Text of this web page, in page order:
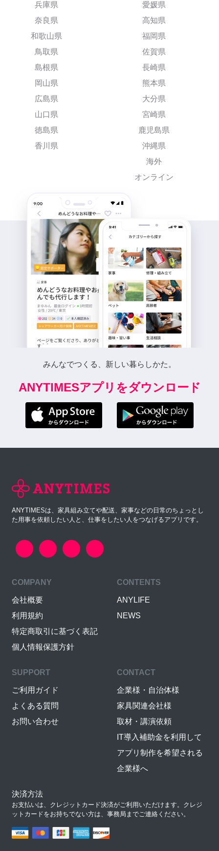
兵庫県
奈良県
和歌山県
鳥取県
島根県
岡山県
広島県
山口県
徳島県
香川県
愛媛県
高知県
福岡県
佐賀県
長崎県
熊本県
大分県
宮崎県
鹿児島県
沖縄県
海外
オンライン
みんなでつくる、新しい暮らしかた。
ANYTIMESアプリをダウンロード
ANYTIMESは、家具組み立てや配送、家事などの日常のちょっとし
た用事を依頼したい人と、仕事をしたい人をつなげるアプリです。
COMPANY
会社概要
利用規約
特定商取引に基づく表記
個人情報保護方針
CONTENTS
ANYLIFE
NEWS
SUPPORT
ご利用ガイド
よくある質問
お問い合わせ
CONTACT
企業様・自治体様
家具関連会社様
取材・講演依頼
IT導入補助金を利用して
アプリ制作を希望される
企業様へ
決済方法
お支払いは、クレジットカード決済がご利用いただけます。クレジ
ットカードをお持ちでない方は、事務局までご連絡ください。